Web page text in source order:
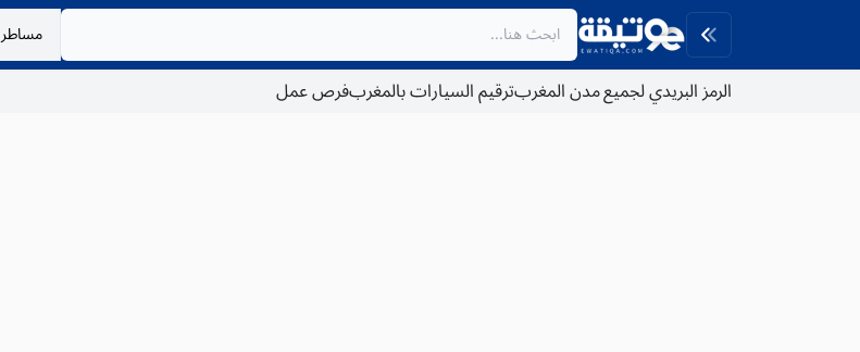
الرمز البريدي لجميع مدن المغربترقيم السيارات بالمغربفرص عمل